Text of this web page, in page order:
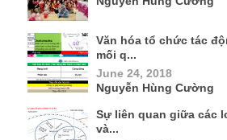
Văn hóa tổ chức tác
mối q...
June 24, 2018
Nguyễn Hùng Cường
Sự liên quan giữa các
và...